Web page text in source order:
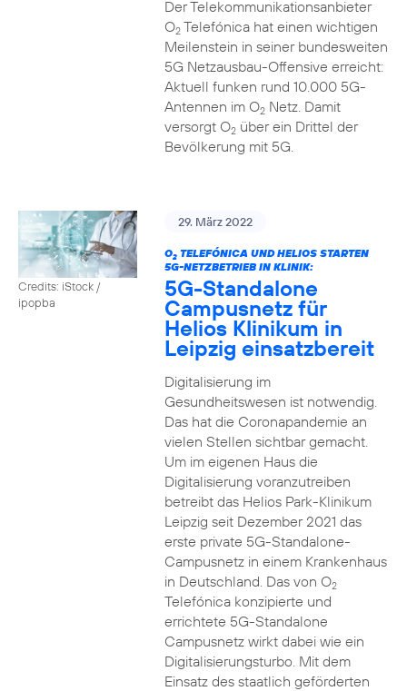
Der Telekommunikationsanbieter
O2Telefónica hat einen wichtigen
Meilenstein in seiner bundesweiten
5G Netzausbau-Offensive erreicht:
Aktuell funken rund 10.000 5G-
Antennen im O2Netz. Damit
versorgt O2über ein Drittel der
Bevölkerung mit 5G.
Credits: iStock /
ipopba
29. März 2022
O2TELEFÓNICA UND HELIOS STARTEN
5G-NETZBETRIEB IN KLINIK:
5G-Standalone
Campusnetz für
Helios Klinikum in
Leipzig einsatzbereit
Digitalisierung im
Gesundheitswesen ist notwendig.
Das hat die Coronapandemie an
vielen Stellen sichtbar gemacht.
Um im eigenen Haus die
Digitalisierung voranzutreiben
betreibt das Helios Park-Klinikum
Leipzig seit Dezember 2021 das
erste private 5G-Standalone-
Campusnetz in einem Krankenhaus
in Deutschland. Das von O2
Telefónica konzipierte und
errichtete 5G-Standalone
Campusnetz wirkt dabei wie ein
Digitalisierungsturbo. Mit dem
Einsatz des staatlich geförderten